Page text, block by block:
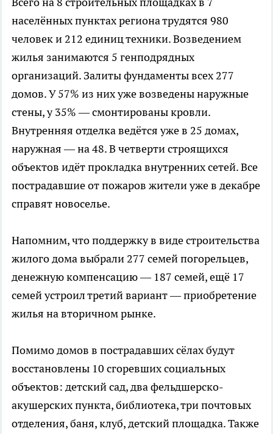
населённых пунктах региона трудятся 980
человек и 212 единиц техники. Возведением
жилья занимаются 5 генподрядных
организаций. Залиты фундаменты всех 277
домов. У 57% из них уже возведены наружные
стены, у 35% — смонтированы кровли.
Внутренняя отделка ведётся уже в 25 домах,
наружная — на 48. В четверти строящихся
объектов идёт прокладка внутренних сетей. Все
пострадавшие от пожаров жители уже в декабре
справят новоселье.
Напомним, что поддержку в виде строительства
жилого дома выбрали 277 семей погорельцев,
денежную компенсацию — 187 семей, ещё 17
семей устроил третий вариант — приобретение
жилья на вторичном рынке.
Помимо домов в пострадавших сёлах будут
восстановлены 10 сгоревших социальных
объектов: детский сад, два фельдшерско-
акушерских пункта, библиотека, три почтовых
отделения, баня, клуб, детский площадка. Также